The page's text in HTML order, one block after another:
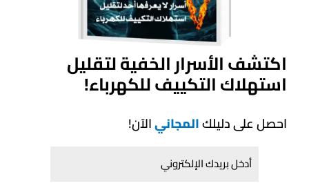
اكتشف الأسرار الخفية لتقليل
استهلاك التكييف للكهرباء!
احصل على دليلكالمجانيالآن!